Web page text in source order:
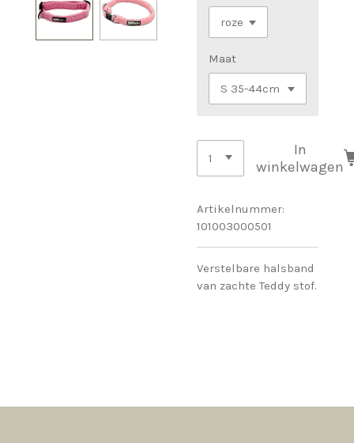
Maat
In
winkelwagen
Artikelnummer:
101003000501
Verstelbare halsband
van zachte Teddy stof.